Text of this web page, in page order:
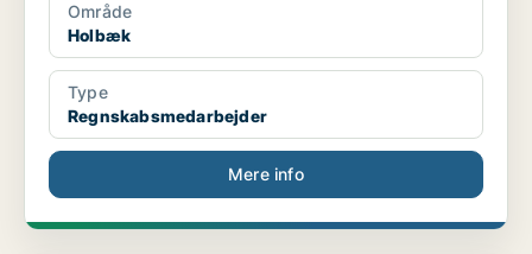
Område
Holbæk
Type
Regnskabsmedarbejder
Mere info